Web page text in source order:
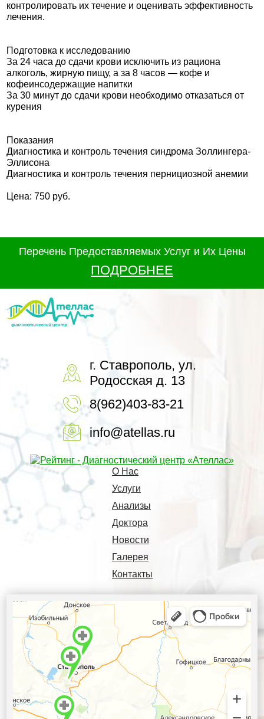
контролировать их течение и оценивать эффективность
лечения.
Подготовка к исследованию
За 24 часа до сдачи крови исключить из рациона
алкоголь, жирную пищу, а за 8 часов — кофе и
кофеинсодержащие напитки
За 30 минут до сдачи крови необходимо отказаться от
курения
Показания
Диагностика и контроль течения синдрома Золлингера-
Эллисона
Диагностика и контроль течения пернициозной анемии
Цена: 750 руб.
Перечень Предоставляемых Услуг и Их Цены
ПОДРОБНЕЕ
г. Ставрополь, ул.
Родосская д. 13
8(962)403-83-21
info@atellas.ru
О Нас
Услуги
Анализы
Доктора
Новости
Галерея
Контакты